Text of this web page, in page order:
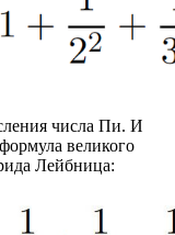
числа Пи. И
великого
Лейбница: